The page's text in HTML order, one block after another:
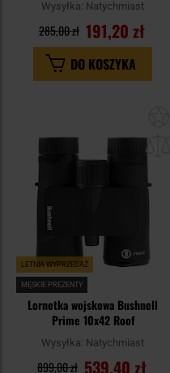
Wysyłka: Natychmiast
191,20 zł
285,00 zł
DO KOSZYKA
LETNIA WYPRZEDAŻ
MĘSKIE PREZENTY
Lornetka wojskowa Bushnell
Prime 10x42 Roof
Wysyłka: Natychmiast
539,40 zł
899,00 zł